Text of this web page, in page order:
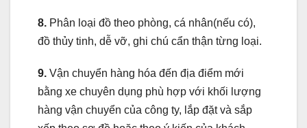
8. Phân loại đồ theo phòng, cá nhân(nếu có),
đồ thủy tinh, dễ vỡ, ghi chú cẩn thận từng loại.
9. Vận chuyển hàng hóa đến địa điểm mới
bằng xe chuyên dụng phù hợp với khối lượng
hàng vận chuyển của công ty, lắp đặt và sắp